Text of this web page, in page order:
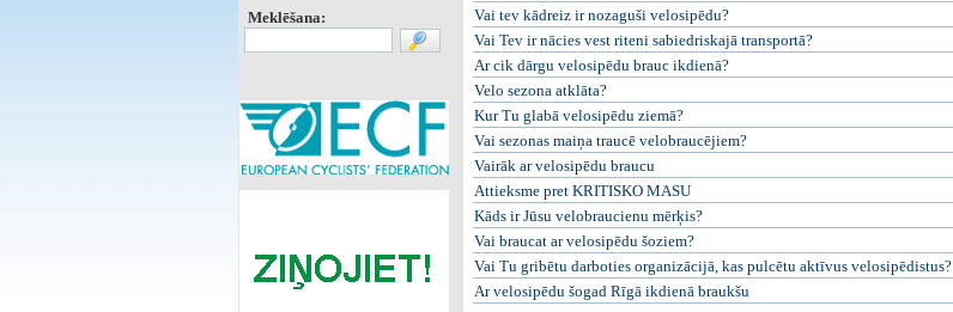
Meklēšana:
Vai tev kādreiz ir nozaguši velosipēdu?
Vai Tev ir nācies vest riteni sabiedriskajā transportā?
Ar cik dārgu velosipēdu brauc ikdienā?
Velo sezona atklāta?
Kur Tu glabā velosipēdu ziemā?
Vai sezonas maiņa traucē velobraucējiem?
Vairāk ar velosipēdu braucu
Attieksme pret KRITISKO MASU
Kāds ir Jūsu velobraucienu mērķis?
Vai braucat ar velosipēdu šoziem?
Vai Tu gribētu darboties organizācijā, kas pulcētu aktīvus velosipēdistus?
Ar velosipēdu šogad Rīgā ikdienā braukšu